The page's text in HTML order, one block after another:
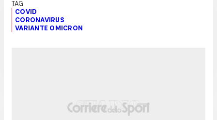
COVID
CORONAVIRUS
VARIANTE OMICRON